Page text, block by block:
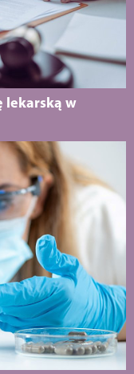
lekarską w